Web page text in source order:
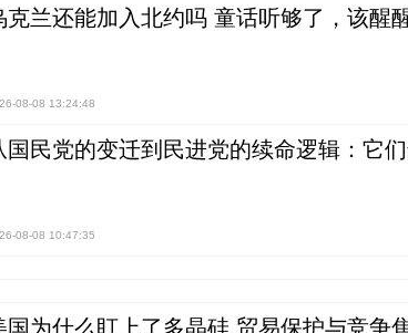
克兰还能加入北约吗 童话听够了，该醒醒
08-08 13:24:48
国民党的变迁到民进党的续命逻辑：它
08-08 10:47:35
国为什么盯上了多晶硅 贸易保护与竞争